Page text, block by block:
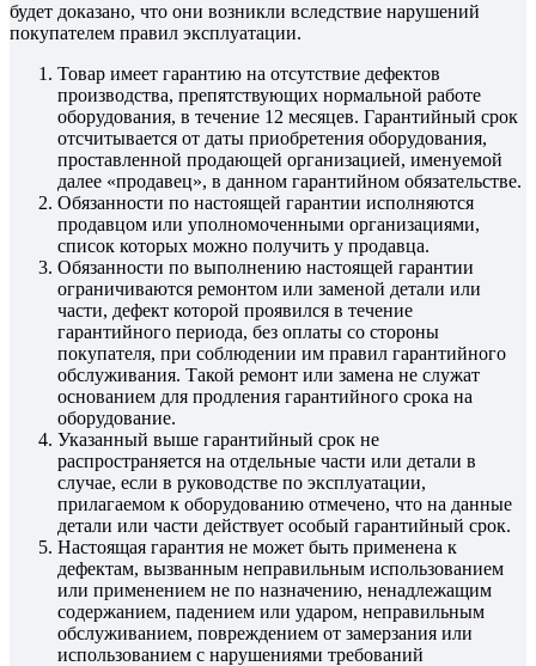
будет доказано, что они возникли вследствие нарушений
покупателем правил эксплуатации.
Товар имеет гарантию на отсутствие дефектов
производства, препятствующих нормальной работе
оборудования, в течение 12 месяцев. Гарантийный срок
отсчитывается от даты приобретения оборудования,
проставленной продающей организацией, именуемой
далее «продавец», в данном гарантийном обязательстве.
Обязанности по настоящей гарантии исполняются
продавцом или уполномоченными организациями,
список которых можно получить у продавца.
Обязанности по выполнению настоящей гарантии
ограничиваются ремонтом или заменой детали или
части, дефект которой проявился в течение
гарантийного периода, без оплаты со стороны
покупателя, при соблюдении им правил гарантийного
обслуживания. Такой ремонт или замена не служат
основанием для продления гарантийного срока на
оборудование.
Указанный выше гарантийный срок не
распространяется на отдельные части или детали в
случае, если в руководстве по эксплуатации,
прилагаемом к оборудованию отмечено, что на данные
детали или части действует особый гарантийный срок.
Настоящая гарантия не может быть применена к
дефектам, вызванным неправильным использованием
или применением не по назначению, ненадлежащим
содержанием, падением или ударом, неправильным
обслуживанием, повреждением от замерзания или
использованием с нарушениями требований